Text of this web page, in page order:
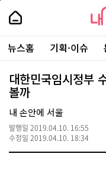
본
로
가
내
손
안
에
서
울
-
서
울
시
대
표
소
통
포
내
손
에
울
주
요
서
뉴스홈 기획·이슈
대한민국임시정부
볼까
내 손안에 서울
발행일 2019.04.10. 16:55
수정일 2019.04.10. 18:34
페
상
단
로